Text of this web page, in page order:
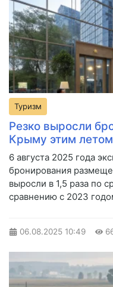
Туризм
Резко выросли
Крыму этим летом
6 августа 2025 года
бронирования
выросли в 1,5 раза по
сравнению с 2023
06.08.2025 10:49